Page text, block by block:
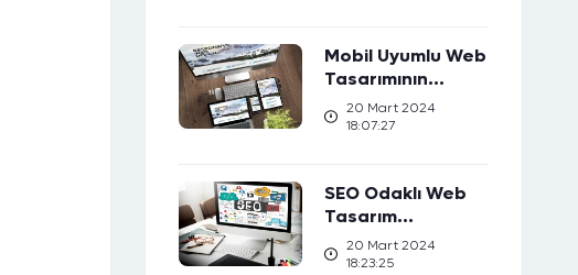
Mobil Uyumlu Web
Tasarımının
Önemi: Kullanıcı
Deneyimini Nasıl
20 Mart 2024
18:07:27
SEO Odaklı Web
Tasarım
Stratejileri: Web
Sıralamanızı Nasıl
20 Mart 2024
18:23:25